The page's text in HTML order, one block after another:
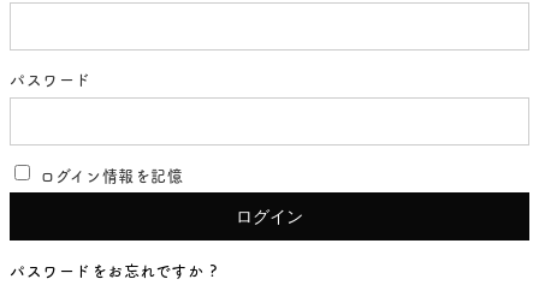
パスワード
ログイン情報を記憶
パスワードをお忘れですか ?